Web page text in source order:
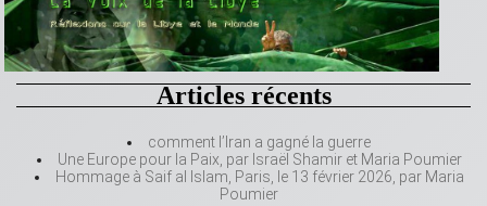
Articles récents
comment l’Iran a gagné la guerre
Une Europe pour la Paix, par Israël Shamir et Maria Poumier
Hommage à Saif al Islam, Paris, le 13 février 2026, par Maria
Poumier